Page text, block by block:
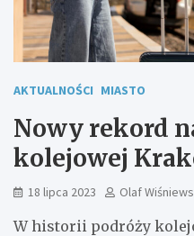
AKTUALNOŚCI MIASTO
Nowy rekord
kolejowej
18 lipca 2023 Olaf
W historii podróży